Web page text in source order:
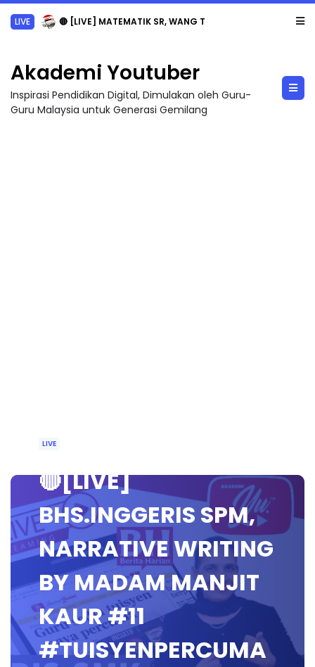
LIVE 🔴 [LIVE] MATEMATIK SR, WANG TAHUN 6 OLEH CIKGU ANITA #ALLINONE #141 #...
Akademi Youtuber
Inspirasi Pendidikan Digital, Dimulakan oleh Guru-
Guru Malaysia untuk Generasi Gemilang
LIVE
🔴[LIVE]
BHS.INGGERIS SPM,
NARRATIVE WRITING
BY MADAM MANJIT
KAUR #11
#TUISYENPERCUMA